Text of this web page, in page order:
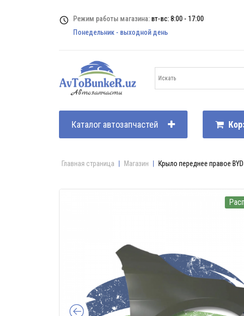
Режим работы магазина: вт-вс: 8:00 - 17:00
Понедельник - выходной день
Каталог автозапчастей
Главная страница Магазин Крыло переднее правое